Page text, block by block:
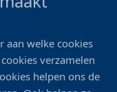
aan welke cookies
verzamelen
helpen ons de